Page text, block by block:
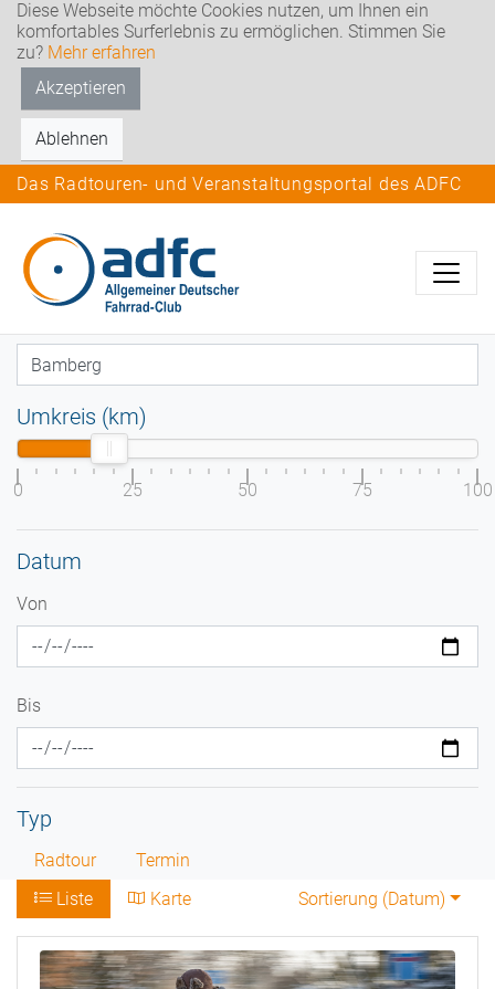
Diese Webseite möchte Cookies nutzen, um Ihnen ein
komfortables Surferlebnis zu ermöglichen. Stimmen Sie
zu? Mehr erfahren
Akzeptieren
Ablehnen
Das Radtouren- und Veranstaltungsportal des ADFC
Umkreis (km)
0 25 50 75 100
Datum
Von
Bis
Typ
Radtour
Termin
Liste
Karte Sortierung (Datum)